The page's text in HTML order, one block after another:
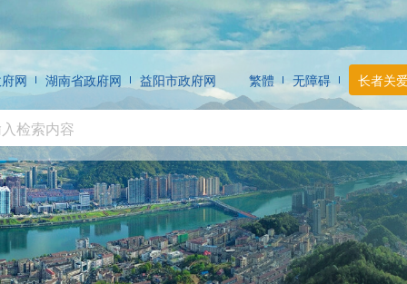
网 湖南省政府网 益阳市政府网 繁體 无障碍 长者关